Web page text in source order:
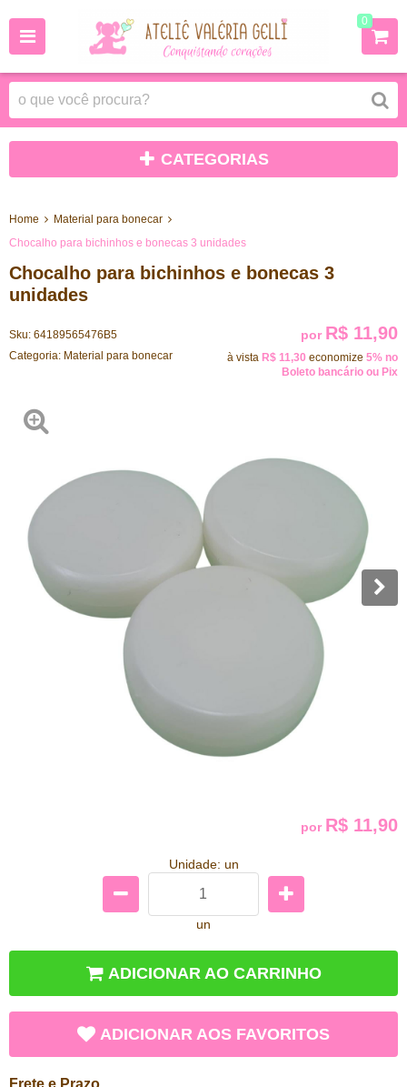
0
CATEGORIAS
Home
Material para bonecar
Chocalho para bichinhos e bonecas 3 unidades
Chocalho para bichinhos e bonecas 3
unidades
Sku: 64189565476B5
Categoria: Material para bonecar
por R$ 11,90
à vista R$ 11,30 economize 5% no
Boleto bancário ou Pix
por R$ 11,90
Unidade: un
un
ADICIONAR AO CARRINHO
ADICIONAR AOS FAVORITOS
Frete e Prazo